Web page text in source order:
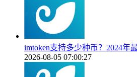
imtoken支持多少种币？2024年
2026-08-05 07:00:27